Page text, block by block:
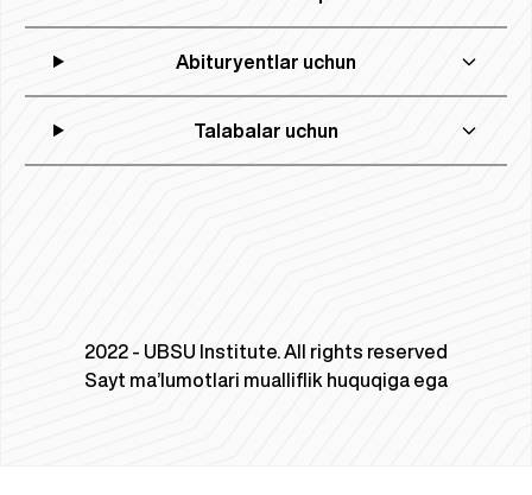
Abituryentlar uchun
Talabalar uchun
2022 - UBSU Institute. All rights reserved
Sayt ma’lumotlari mualliflik huquqiga ega